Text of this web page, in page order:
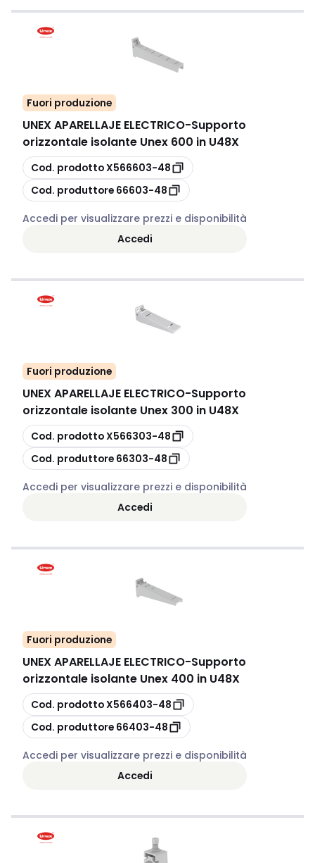
Fuori produzione
UNEX APARELLAJE ELECTRICO-Supporto
orizzontale isolante Unex 600 in U48X
copia
Cod. prodottoX566603-48
copia
Cod. produttore 66603-48
Accedi per visualizzare prezzi e disponibilità
Accedi
Fuori produzione
UNEX APARELLAJE ELECTRICO-Supporto
orizzontale isolante Unex 300 in U48X
copia
Cod. prodottoX566303-48
copia
Cod. produttore 66303-48
Accedi per visualizzare prezzi e disponibilità
Accedi
Fuori produzione
UNEX APARELLAJE ELECTRICO-Supporto
orizzontale isolante Unex 400 in U48X
copia
Cod. prodottoX566403-48
copia
Cod. produttore 66403-48
Accedi per visualizzare prezzi e disponibilità
Accedi